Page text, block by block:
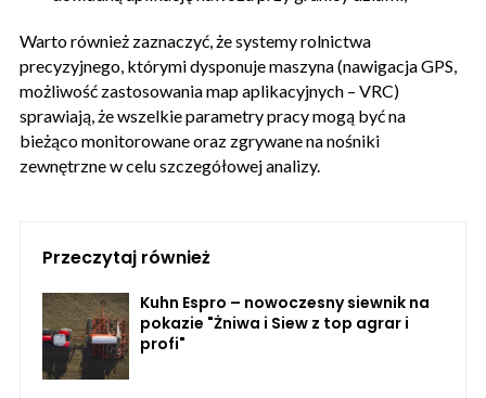
Warto również zaznaczyć, że systemy rolnictwa
precyzyjnego, którymi dysponuje maszyna (nawigacja GPS,
możliwość zastosowania map aplikacyjnych – VRC)
sprawiają, że wszelkie parametry pracy mogą być na
bieżąco monitorowane oraz zgrywane na nośniki
zewnętrzne w celu szczegółowej analizy.
Przeczytaj również
Kuhn Espro – nowoczesny siewnik na
pokazie "Żniwa i Siew z top agrar i
profi"